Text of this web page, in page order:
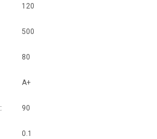
120
500
80
A+
90
0.1